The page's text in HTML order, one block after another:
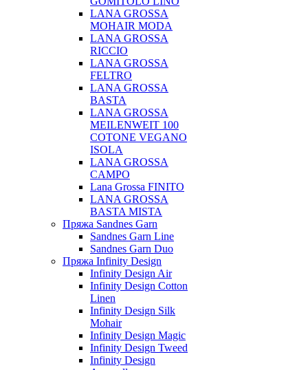
LANA GROSSA
MOHAIR MODA
LANA GROSSA
RICCIO
LANA GROSSA
FELTRO
LANA GROSSA
BASTA
LANA GROSSA
MEILENWEIT 100
COTONE VEGANO
ISOLA
LANA GROSSA
CAMPO
Lana Grossa FINITO
LANA GROSSA
BASTA MISTA
Пряжа Sandnes Garn
Sandnes Garn Line
Sandnes Garn Duo
Пряжа Infinity Design
Infinity Design Air
Infinity Design Cotton
Linen
Infinity Design Silk
Mohair
Infinity Design Magic
Infinity Design Tweed
Infinity Design